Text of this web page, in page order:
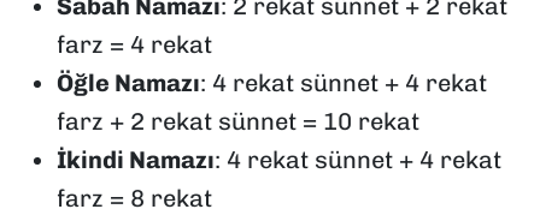
Sabah Namazı: 2 rekat sünnet + 2 rekat
farz = 4 rekat
Öğle Namazı: 4 rekat sünnet + 4 rekat
farz + 2 rekat sünnet = 10 rekat
İkindi Namazı: 4 rekat sünnet + 4 rekat
farz = 8 rekat